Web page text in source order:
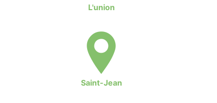
L'union
Saint-Jean